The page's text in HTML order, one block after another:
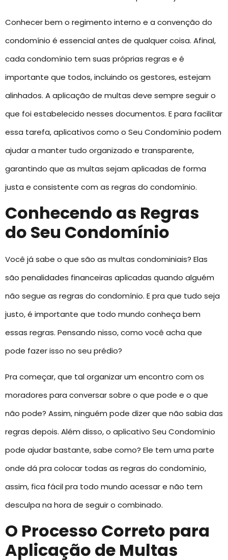
Conhecer bem o regimento interno e a convenção do
condomínio é essencial antes de qualquer coisa. Afinal,
cada condomínio tem suas próprias regras e é
importante que todos, incluindo os gestores, estejam
alinhados. A aplicação de multas deve sempre seguir o
que foi estabelecido nesses documentos. E para facilitar
essa tarefa, aplicativos como o Seu Condomínio podem
ajudar a manter tudo organizado e transparente,
garantindo que as multas sejam aplicadas de forma
justa e consistente com as regras do condomínio.
Conhecendo as Regras
do Seu Condomínio
Você já sabe o que são as multas condominiais? Elas
são penalidades financeiras aplicadas quando alguém
não segue as regras do condomínio. E pra que tudo seja
justo, é importante que todo mundo conheça bem
essas regras. Pensando nisso, como você acha que
pode fazer isso no seu prédio?
Pra começar, que tal organizar um encontro com os
moradores para conversar sobre o que pode e o que
não pode? Assim, ninguém pode dizer que não sabia das
regras depois. Além disso, o aplicativo Seu Condomínio
pode ajudar bastante, sabe como? Ele tem uma parte
onde dá pra colocar todas as regras do condomínio,
assim, fica fácil pra todo mundo acessar e não tem
desculpa na hora de seguir o combinado.
O Processo Correto para
Aplicação de Multas